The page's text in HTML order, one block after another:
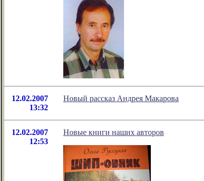
12.02.2007
13:32
Новый рассказ Андрея Макарова
12.02.2007
12:53
Новые книги наших авторов